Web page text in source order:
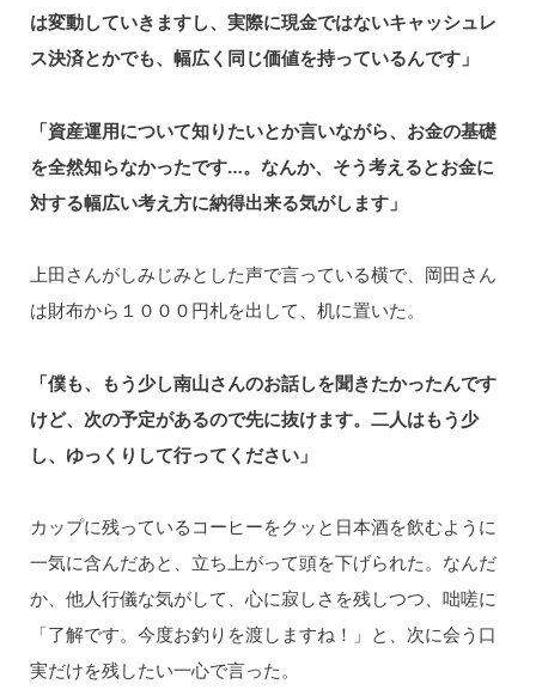
は変動していきますし、実際に現金ではないキャッシュレ
ス決済とかでも、幅広く同じ価値を持っているんです」
「資産運用について知りたいとか言いながら、お金の基礎
を全然知らなかったです…。なんか、そう考えるとお金に
対する幅広い考え方に納得出来る気がします」
上田さんがしみじみとした声で言っている横で、岡田さん
は財布から１０００円札を出して、机に置いた。
「僕も、もう少し南山さんのお話しを聞きたかったんです
けど、次の予定があるので先に抜けます。二人はもう少
し、ゆっくりして行ってください」
カップに残っているコーヒーをクッと日本酒を飲むように
一気に含んだあと、立ち上がって頭を下げられた。なんだ
か、他人行儀な気がして、心に寂しさを残しつつ、咄嗟に
「了解です。今度お釣りを渡しますね！」と、次に会う口
実だけを残したい一心で言った。